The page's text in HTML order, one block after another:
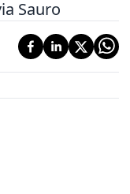
Sauro